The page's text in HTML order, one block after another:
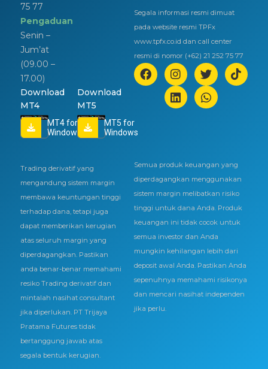
75 77
Pengaduan
Senin –
Jum’at
(09.00 –
17.00)
Download
MT4
MT4 for
Windows
Download
MT5
MT5 for
Windows
Segala informasi resmi dimuat
pada website resmi TPFx
www.tpfx.co.id dan call center
resmi di nomor (+62) 21 252 75 77
Trading derivatif yang
mengandung sistem margin
membawa keuntungan tinggi
terhadap dana, tetapi juga
dapat memberikan kerugian
atas seluruh margin yang
diperdagangkan. Pastikan
anda benar-benar memahami
resiko Trading derivatif dan
mintalah nasihat consultant
jika diperlukan. PT Trijaya
Pratama Futures tidak
bertanggung jawab atas
segala bentuk kerugian.
Semua produk keuangan yang
diperdagangkan menggunakan
sistem margin melibatkan risiko
tinggi untuk dana Anda. Produk
keuangan ini tidak cocok untuk
semua investor dan Anda
mungkin kehilangan lebih dari
deposit awal Anda. Pastikan Anda
sepenuhnya memahami risikonya
dan mencari nasihat independen
jika perlu.